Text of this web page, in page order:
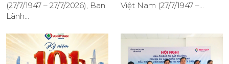
(27/7/1947 – 27/7/2026), Ban
Lãnh...
Việt Nam (27/7/1947 –...